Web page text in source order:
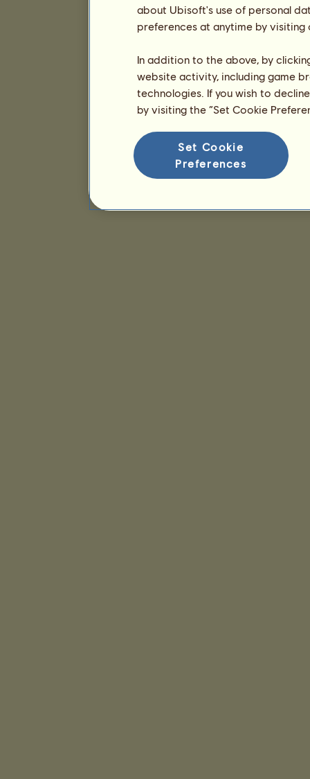
about Ubisoft's use of personal
preferences at anytime by
In addition to the above, by
website activity, including game
technologies. If you wish to
by visiting the “Set Cookie
Set Cookie
Preferences